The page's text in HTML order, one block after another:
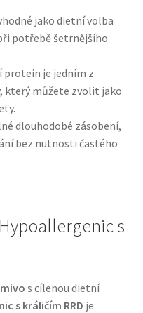
holistic krmivo
jako dietní volba
potřebě šetrnějšího
protein je jedním z
který můžete zvolit jako
dlouhodobé zásobení,
bez nutnosti častého
s
s cílenou dietní
s králičím RRD je